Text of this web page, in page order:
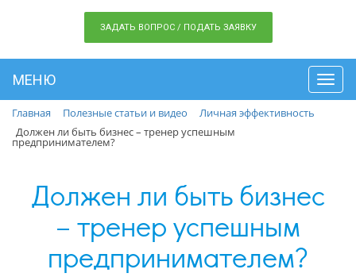
ЗАДАТЬ ВОПРОС / ПОДАТЬ ЗАЯВКУ
МЕНЮ
Главная
Полезные статьи и видео
Личная эффективность
Должен ли быть бизнес – тренер успешным
предпринимателем?
Должен ли быть бизнес
– тренер успешным
предпринимателем?